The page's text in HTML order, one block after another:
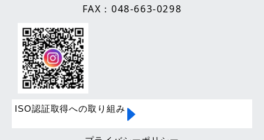
FAX：048-663-0298
ISO認証取得への取り組み